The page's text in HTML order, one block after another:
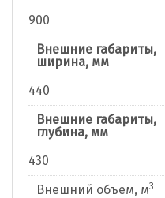
900
Внешние габариты,
ширина, мм
440
Внешние габариты,
глубина, мм
430
Внешний объем, м3